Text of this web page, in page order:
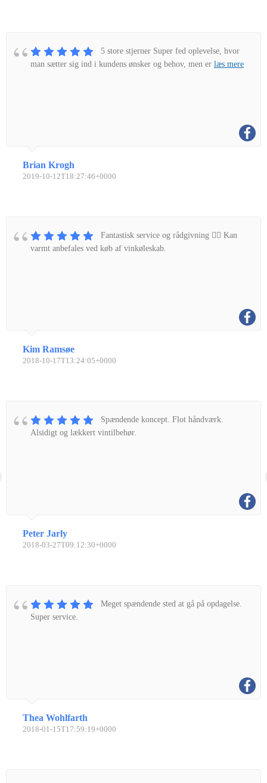
5 store stjerner Super fed oplevelse, hvor
man sætter sig ind i kundens ønsker og behov, men er læs mere
Brian Krogh
2019-10-12T18:27:46+0000
Fantastisk service og rådgivning 👌🏼 Kan
varmt anbefales ved køb af vinkøleskab.
Kim Ramsøe
2018-10-17T13:24:05+0000
Spændende koncept. Flot håndværk.
Alsidigt og lækkert vintilbehør.
Peter Jarly
2018-03-27T09:12:30+0000
Meget spændende sted at gå på opdagelse.
Super service.
Thea Wohlfarth
2018-01-15T17:59:19+0000